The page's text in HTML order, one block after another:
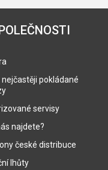
nejčastěji pokládané
servisy
najdete?
české distribuce
lhůty